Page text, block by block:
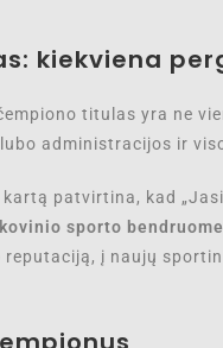
kiekviena
titulas yra ne
administracijos ir
patvirtina, kad
sporto
į naujų